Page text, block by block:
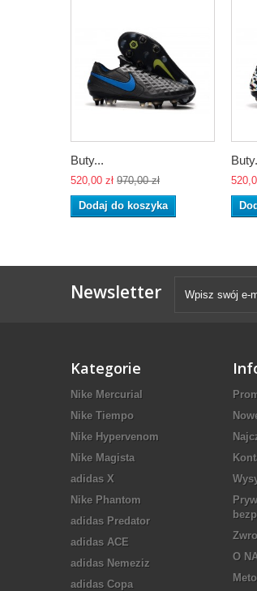
Buty...
520,00 zł 970,00 zł
Dodaj do koszyka
Newsletter
Kategorie
Nike Mercurial
Nike Tiempo
Nike Hypervenom
Nike Magista
adidas X
Nike Phantom
adidas Predator
adidas ACE
adidas Nemeziz
adidas Copa
O